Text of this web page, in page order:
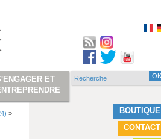
BOUTIQUE
CONTACT
»
ET
Formulaire de
Recherche